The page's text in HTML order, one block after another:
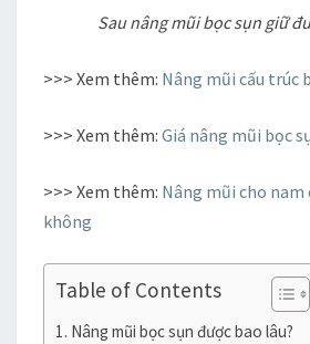
Sau nâng mũi bọc sụn giữ
>>> Xem thêm: Nâng mũi cấu trúc
>>> Xem thêm: Giá nâng mũi bọc
>>> Xem thêm: Nâng mũi cho nam
không
Table of Contents
Nâng mũi bọc sụn được bao lâu?